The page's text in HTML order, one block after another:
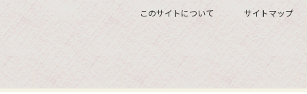
このサイトについて サイトマップ